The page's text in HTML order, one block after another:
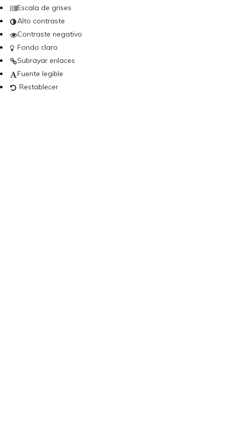
Escala de grises
Alto contraste
Contraste negativo
Fondo claro
Subrayar enlaces
Fuente legible
Restablecer